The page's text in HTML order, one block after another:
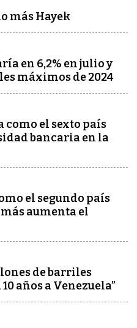
más Hayek
en 6,2% en julio y
máximos de 2024
como el sexto país
bancaria en la
el segundo país
aumenta el
de barriles
años a Venezuela”